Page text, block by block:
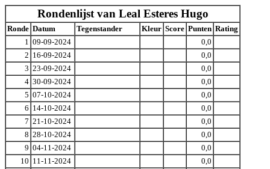
Rondenlijst van Leal Esteres Hugo
Ronde Datum Tegenstander Kleur Score Punten Rating
1 09-09-2024
0,0
2 16-09-2024
0,0
3 23-09-2024
0,0
4 30-09-2024
0,0
5 07-10-2024
0,0
6 14-10-2024
0,0
7 21-10-2024
0,0
8 28-10-2024
0,0
9 04-11-2024
0,0
10 11-11-2024
0,0